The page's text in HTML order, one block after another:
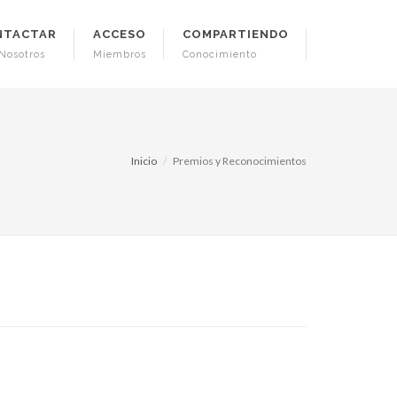
ACCESO
Miembros
COMPARTIENDO
Conocimiento
Inicio Premios y Reconocimientos